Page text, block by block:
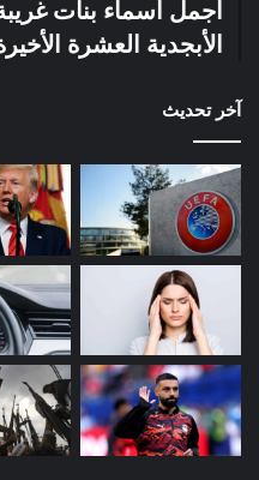
أجمل أسماء بنات
الأبجدية العشرة
آخر تحديث